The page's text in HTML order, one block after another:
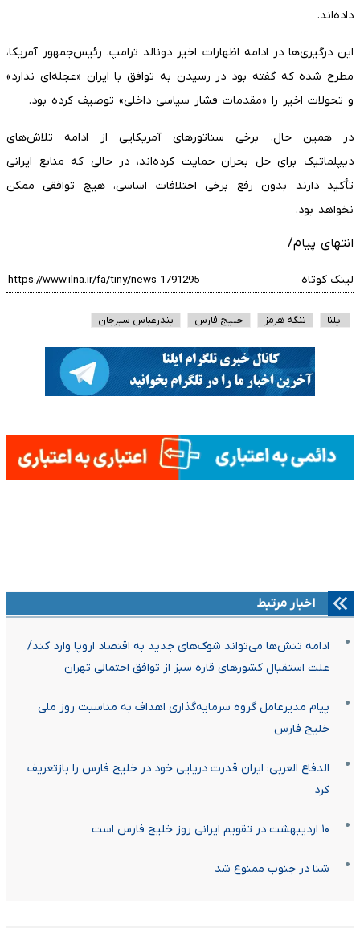
داده‌اند.
این درگیری‌ها در ادامه اظهارات اخیر دونالد ترامپ، رئیس‌جمهور آمریکا،
مطرح شده که گفته بود در رسیدن به توافق با ایران «عجله‌ای ندارد»
و تحولات اخیر را «مقدمات فشار سیاسی داخلی» توصیف کرده بود.
در همین حال، برخی سناتورهای آمریکایی از ادامه تلاش‌های
دیپلماتیک برای حل بحران حمایت کرده‌اند، در حالی که منابع ایرانی
تأکید دارند بدون رفع برخی اختلافات اساسی، هیچ توافقی ممکن
نخواهد بود.
انتهای پیام/
لینک کوتاه
ایلنا تنگه هرمز خلیج فارس بندرعباس سیرجان
اخبار مرتبط
ادامه تنش‌ها می‌تواند شوک‌های جدید به اقتصاد اروپا وارد کند/
علت استقبال کشورهای قاره سبز از توافق احتمالی تهران
پیام مدیرعامل گروه سرمایه‌گذاری اهداف به مناسبت روز ملی
خلیج فارس
الدفاع العربی: ایران قدرت دریایی خود در خلیج فارس را بازتعریف
کرد
۱۰ اردیبهشت در تقویم ایرانی روز خلیج فارس است
شنا در جنوب ممنوع شد